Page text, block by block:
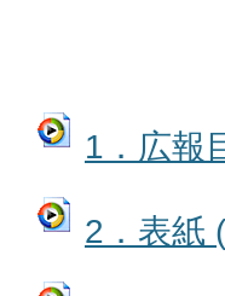
1．広報
2．表紙